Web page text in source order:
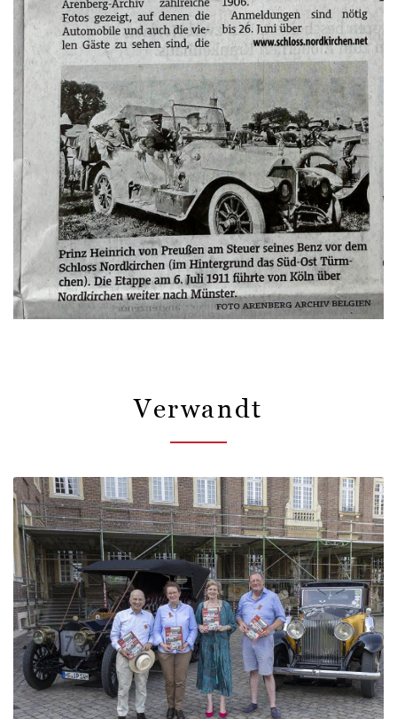
Verwandt